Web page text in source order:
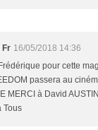
Fr 16/05/2018 14:36
pour cette
passera au
MERCI à David
Tous